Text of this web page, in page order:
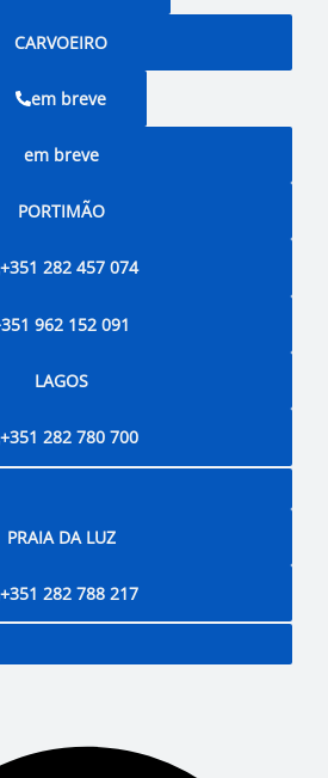
CARVOEIRO
em breve
em breve
PORTIMÃO
+351 282 457 074
962 152 091
LAGOS
+351 282 780 700
PRAIA DA LUZ
+351 282 788 217